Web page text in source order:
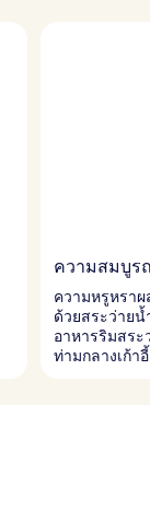
ความสมบูร
ความหรูหรา
ด้วยสระว่าย
อาหารริมสร
ท่ามกลางเก้